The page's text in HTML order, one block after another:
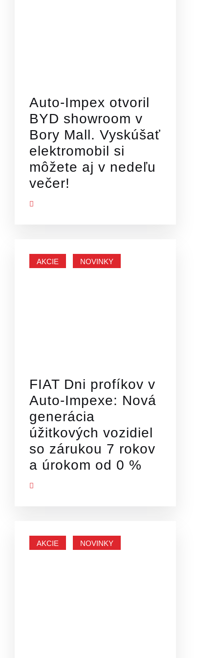
Auto-Impex otvoril
BYD showroom v
Bory Mall. Vyskúšať
elektromobil si
môžete aj v nedeľu
večer!
AKCIE NOVINKY
FIAT Dni profíkov v
Auto-Impexe: Nová
generácia
úžitkových vozidiel
so zárukou 7 rokov
a úrokom od 0 %
AKCIE NOVINKY